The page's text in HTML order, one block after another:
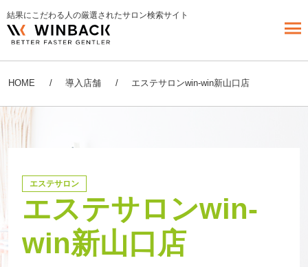
結果にこだわる人の厳選されたサロン検索サイト
HOME 導入店舗 エステサロンwin-win新山口店
エステサロン
エステサロンwin-
win新山口店